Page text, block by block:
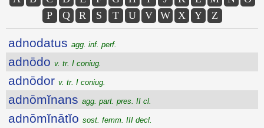
P
Q R S T U V W X Y Z
adnodatus agg. inf. perf.
adnōdo v. tr. I coniug.
adnōdor v. tr. I coniug.
adnōmĭnans agg. part. pres. II cl.
adnōmĭnātĭo sost. femm. III decl.